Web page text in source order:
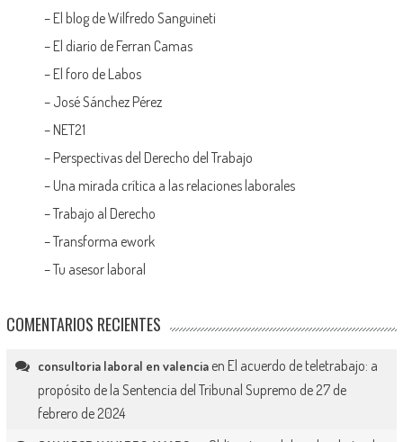
– El blog de Wilfredo Sanguineti
– El diario de Ferran Camas
– El foro de Labos
– José Sánchez Pérez
– NET21
– Perspectivas del Derecho del Trabajo
– Una mirada crítica a las relaciones laborales
–Trabajo al Derecho
–Transforma ework
–Tu asesor laboral
COMENTARIOS RECIENTES
consultoria laboral en valenciaen El acuerdo de teletrabajo: a
propósito de la Sentencia del Tribunal Supremo de 27 de
febrero de 2024